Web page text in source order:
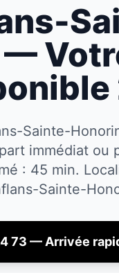
Sainte-
immédiat ou
: 45 min.
Sainte-
73 — Arrivée